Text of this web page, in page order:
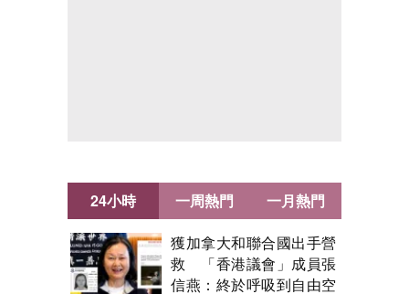
24小時
獲加拿大和聯合國出手營
救 「香港議會」成員張
信燕：終於呼吸到自由空
一周熱門 一月熱門